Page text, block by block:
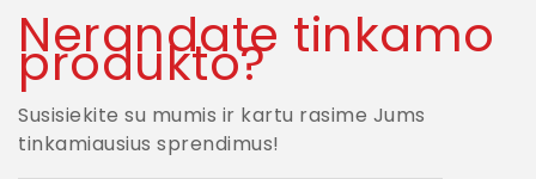
Nerandate tinkamo
produkto?
Susisiekite su mumis ir kartu rasime Jums
tinkamiausius sprendimus!